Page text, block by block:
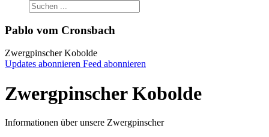
Pablo vom Cronsbach
Zwergpinscher Kobolde
Updates abonnieren Feed abonnieren
Zwergpinscher Kobolde
Informationen über unsere Zwergpinscher